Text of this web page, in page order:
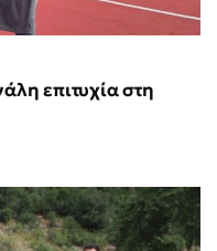
επιτυχία στη